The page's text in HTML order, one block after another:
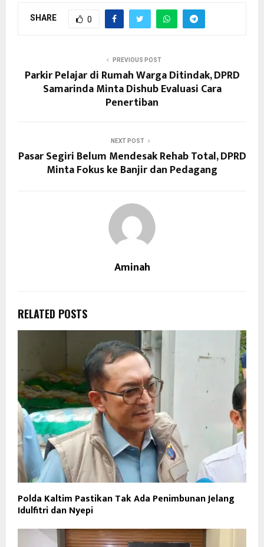
SHARE 0
PREVIOUS POST
Parkir Pelajar di Rumah Warga Ditindak, DPRD
Samarinda Minta Dishub Evaluasi Cara
Penertiban
NEXT POST
Pasar Segiri Belum Mendesak Rehab Total, DPRD
Minta Fokus ke Banjir dan Pedagang
Aminah
RELATED POSTS
Polda Kaltim Pastikan Tak Ada Penimbunan Jelang
Idulfitri dan Nyepi